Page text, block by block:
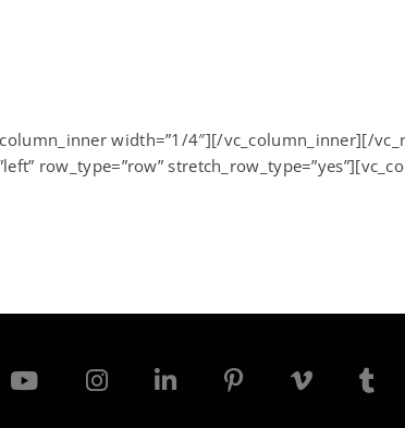
width=”1/4″][/vc_column_inner][/
row_type=”row”